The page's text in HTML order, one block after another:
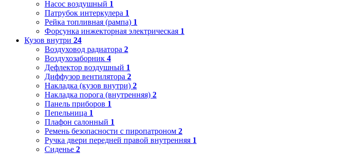
Насос воздушный 1
Патрубок интеркулера 1
Рейка топливная (рампа) 1
Форсунка инжекторная электрическая 1
Кузов внутри 24
Воздуховод радиатора 2
Воздухозаборник 4
Дефлектор воздушный 1
Диффузор вентилятора 2
Накладка (кузов внутри) 2
Накладка порога (внутренняя) 2
Панель приборов 1
Пепельница 1
Плафон салонный 1
Ремень безопасности с пиропатроном 2
Ручка двери передней правой внутренняя 1
Сиденье 2